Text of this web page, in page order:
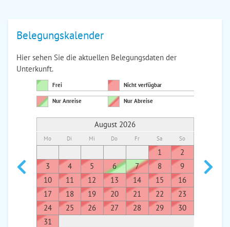
Belegungskalender
Hier sehen Sie die aktuellen Belegungsdaten der
Unterkunft.
Frei Nicht verfügbar
Nur Anreise Nur Abreise
August 2026
Mo Di Mi Do Fr Sa So
1
2
3
4 5 6 7 8
9
10
11 12 13 14 15
16
17
18 19 20 21 22
23
24
25 26 27 28 29
30
31
7